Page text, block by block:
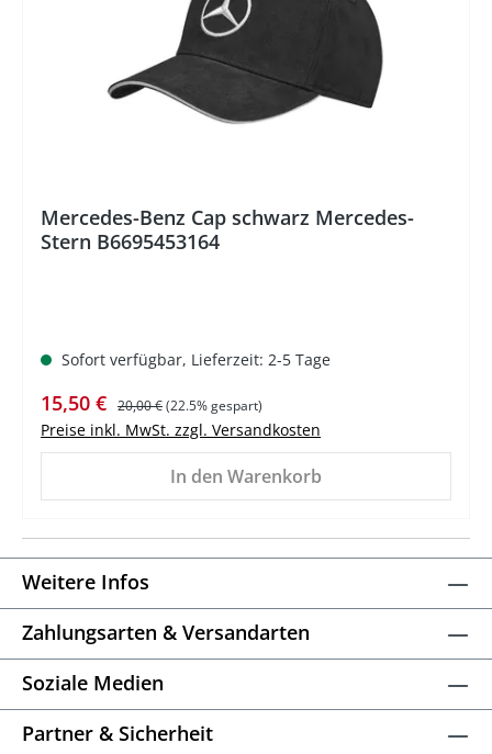
Mercedes-Benz Cap schwarz Mercedes-
Stern B6695453164
Sofort verfügbar, Lieferzeit: 2-5 Tage
Verkaufspreis:
15,50 € Regulärer Preis:
20,00 €(22.5% gespart)
Preise inkl. MwSt. zzgl. Versandkosten
In den Warenkorb
Weitere Infos
Zahlungsarten & Versandarten
Soziale Medien
Partner & Sicherheit